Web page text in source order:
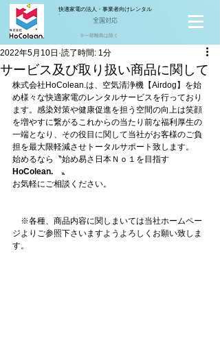
快適家電の法人・事業者向けレンタル
全国対応
※一部離島は除く
サービス及び取り扱い商品に関して
2022年5月10日 読了時間: 1分
株式会社HoColean.は、空気清浄機【Airdog】を始
め様々な快適家電のレンタルサービスを行っており
ます。感染対策や健康促進を担う空間の向上は笑顔
を増やすに繋がるこれからの当たり前な福利厚生の
一端となり、その役目に関して当社がお客様のご負
担を最大限軽減させトータルサポート致します。
始めるなら〝始め易さ日本Ｎｏ１を目指す
HoColean. 〟
お気軽にご相談ください。
※各種、商品内容に関しまいては当社ホームペー
ジよりご参照下さいますようよろしくお願い致しま
す。